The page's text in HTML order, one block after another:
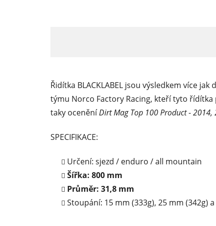
Řidítka BLACKLABEL jsou výsledkem více
týmu Norco Factory Racing, kteří tyto
taky oceněníDirt Mag Top 100 Product - 2014,
SPECIFIKACE:
Určení: sjezd / enduro / all mountain
Šířka: 800 mm
Průměr: 31,8 mm
Stoupání: 15 mm (333g), 25 mm (342g)